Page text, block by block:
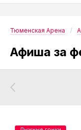
Тюменская Арена
Афиша за